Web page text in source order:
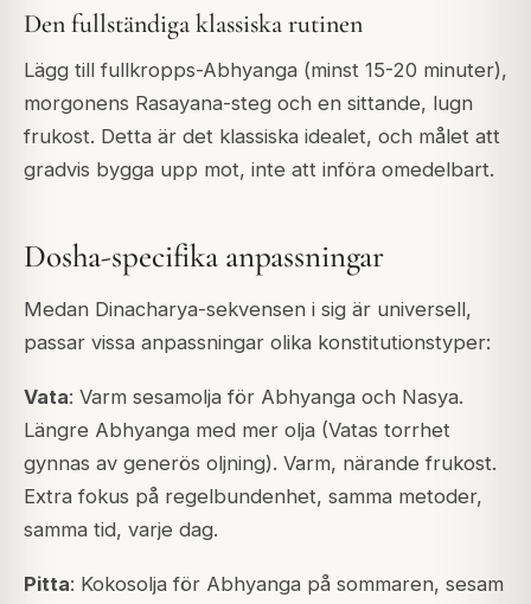
Den fullständiga klassiska rutinen
Lägg till fullkropps-Abhyanga (minst 15-20 minuter),
morgonens Rasayana-steg och en sittande, lugn
frukost. Detta är det klassiska idealet, och målet att
gradvis bygga upp mot, inte att införa omedelbart.
Dosha-specifika anpassningar
Medan Dinacharya-sekvensen i sig är universell,
passar vissa anpassningar olika konstitutionstyper:
Vata: Varm sesamolja för Abhyanga och Nasya.
Längre Abhyanga med mer olja (Vatas torrhet
gynnas av generös oljning). Varm, närande frukost.
Extra fokus på regelbundenhet, samma metoder,
samma tid, varje dag.
Pitta: Kokosolja för Abhyanga på sommaren, sesam